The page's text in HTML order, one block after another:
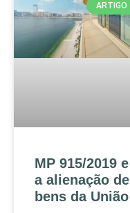
ARTIGO
MP 915/2019 e
a alienação de
bens da União